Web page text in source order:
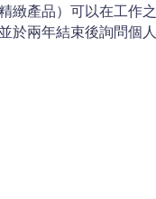
緻產品）可以在工作
於兩年結束後詢問個